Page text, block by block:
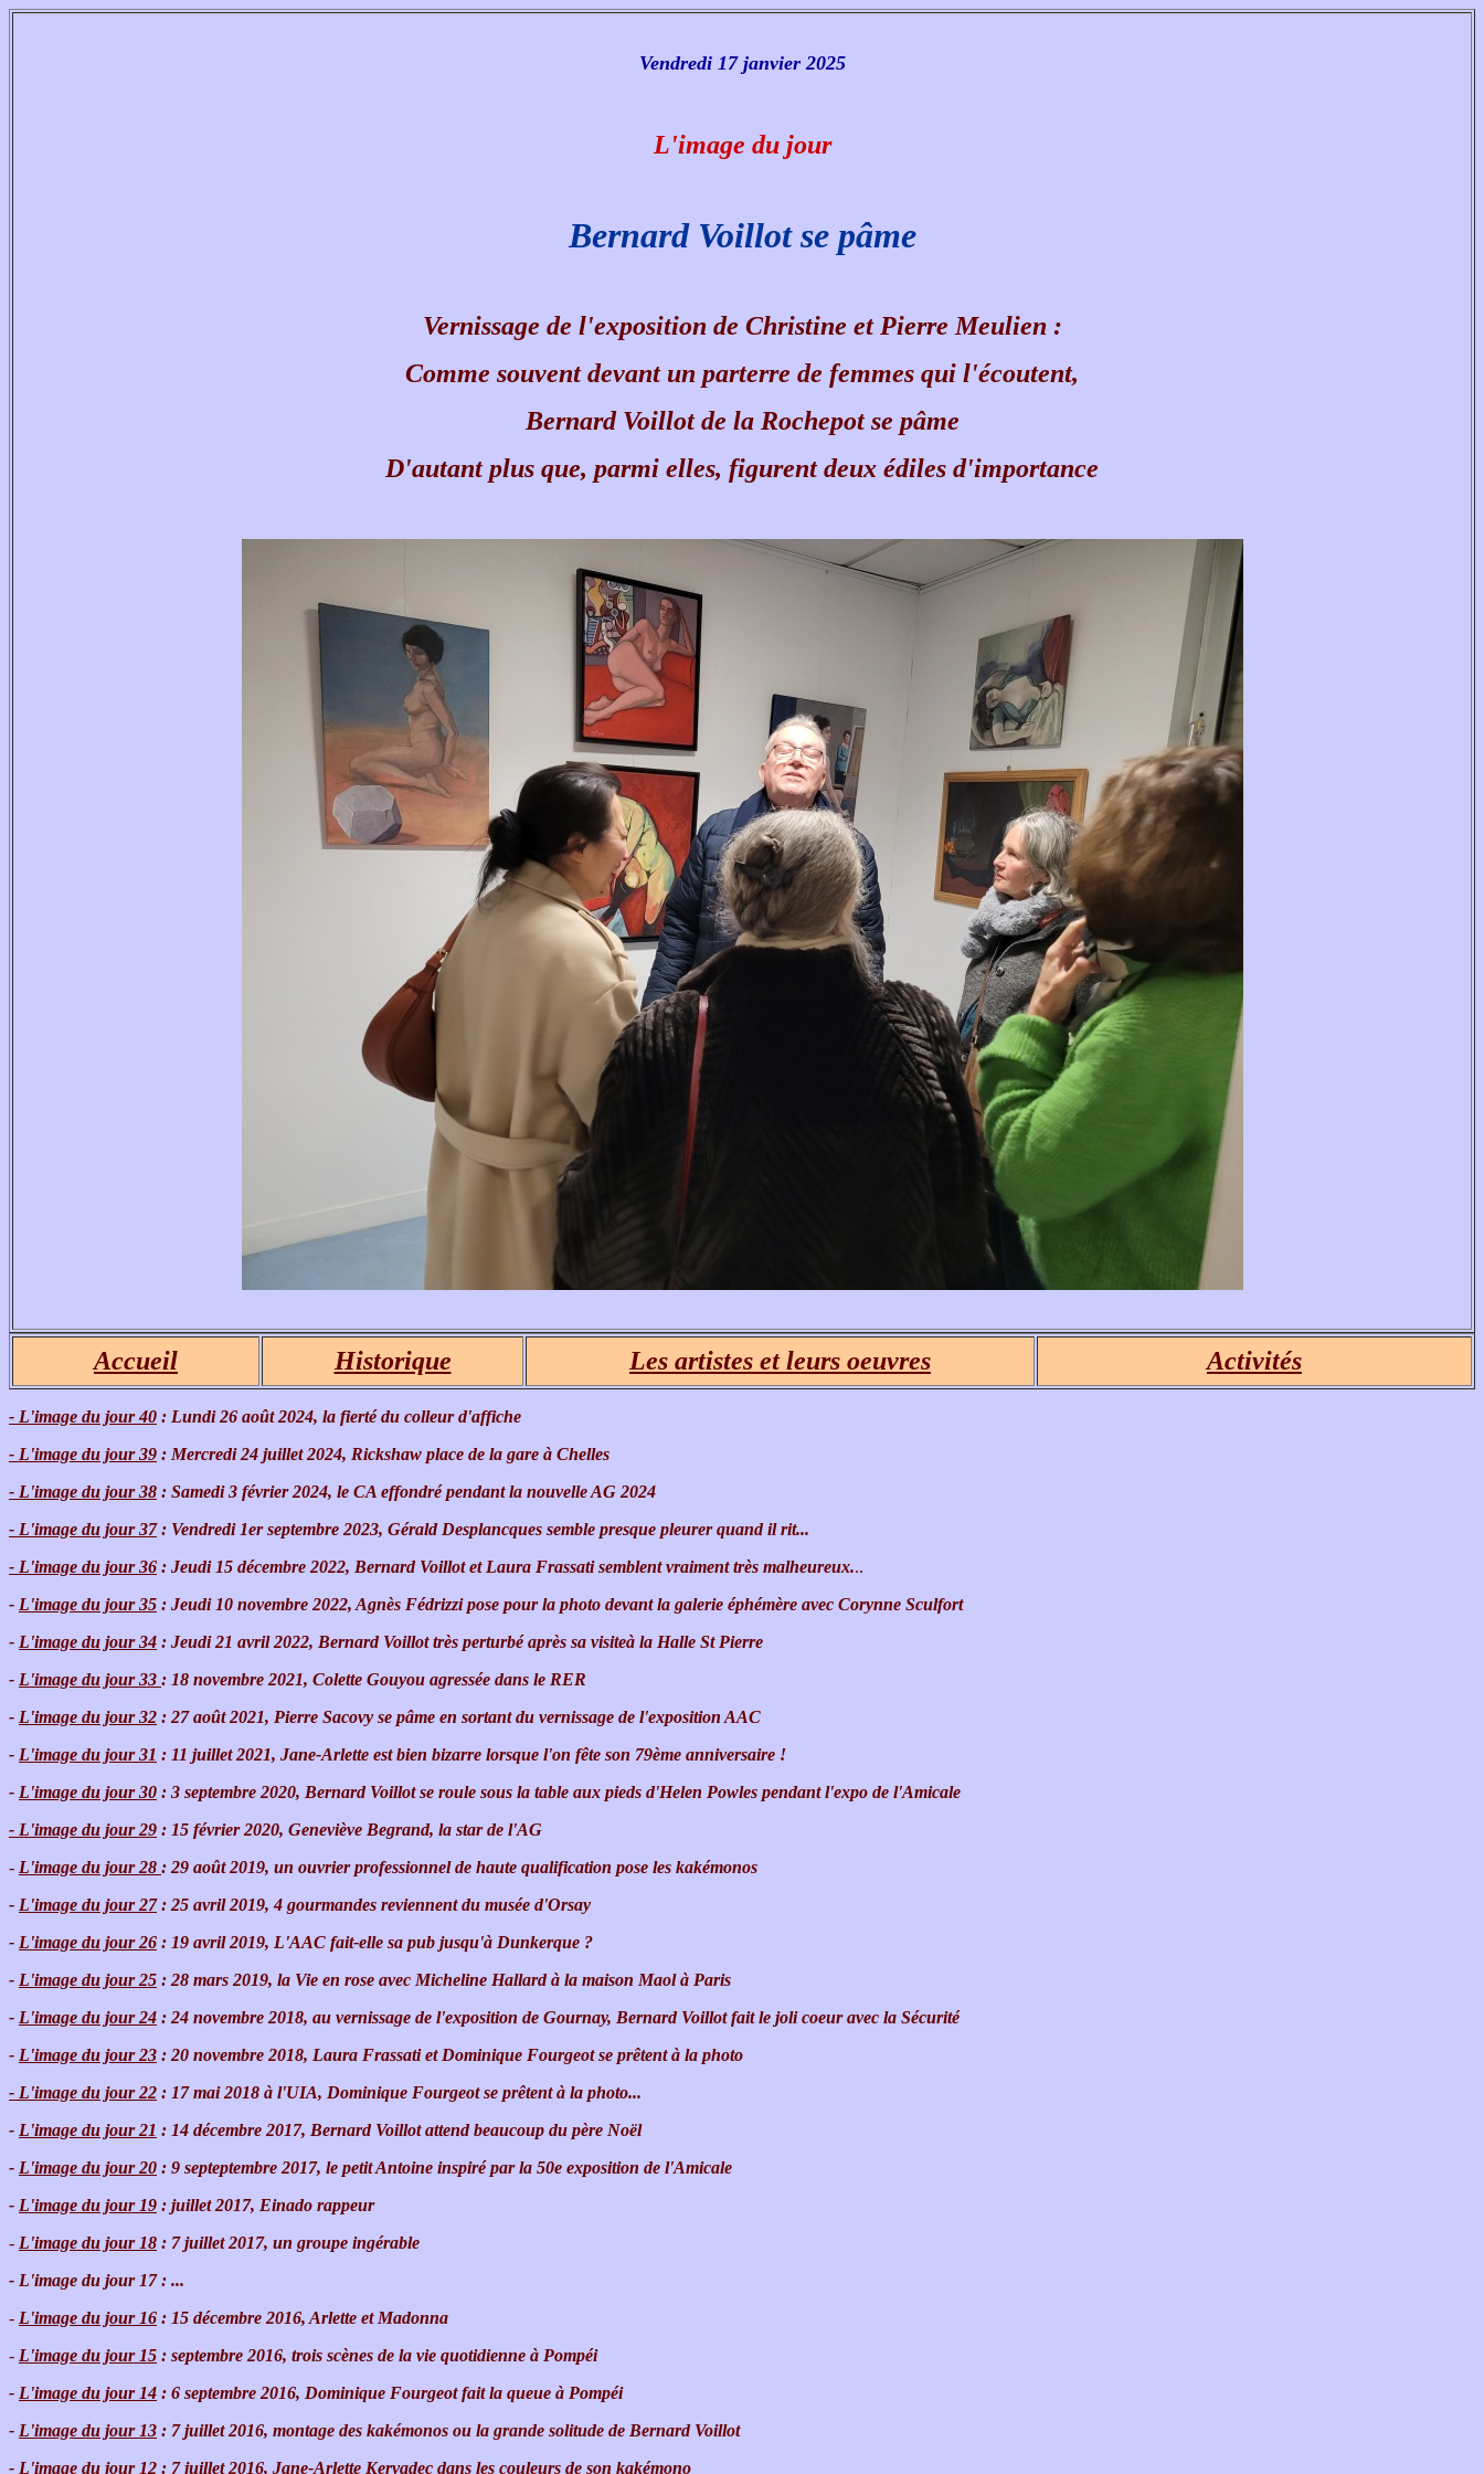
Vendredi 17 janvier 2025
L'image du jour
Bernard Voillot se pâme
Vernissage de l'exposition de Christine et Pierre Meulien :
Comme souvent devant un parterre de femmes qui l'écoutent,
Bernard Voillot de la Rochepot se pâme
D'autant plus que, parmi elles, figurent deux édiles d'importance
Accueil Historique Les artistes et leurs oeuvres Activités
- L'image du jour 40 : Lundi 26 août 2024, la fierté du colleur d'affiche
- L'image du jour 39 : Mercredi 24 juillet 2024, Rickshaw place de la gare à Chelles
- L'image du jour 38 : Samedi 3 février 2024, le CA effondré pendant la nouvelle AG 2024
- L'image du jour 37: Vendredi 1er septembre 2023, Gérald Desplancques semble presque pleurer quand il rit...
- L'image du jour 36 : Jeudi 15 décembre 2022, Bernard Voillot et Laura Frassati semblent vraiment très malheureux...
- L'image du jour 35 : Jeudi 10 novembre 2022, Agnès Fédrizzi pose pour la photo devant la galerie éphémère avec Corynne Sculfort
- L'image du jour 34 : Jeudi 21 avril 2022, Bernard Voillot très perturbé après sa visiteà la Halle St Pierre
- L'image du jour 33 : 18 novembre 2021, Colette Gouyou agressée dans le RER
- L'image du jour 32 : 27 août 2021, Pierre Sacovy se pâme en sortant du vernissage de l'exposition AAC
- L'image du jour 31 : 11 juillet 2021, Jane-Arlette est bien bizarre lorsque l'on fête son 79ème anniversaire !
- L'image du jour 30 : 3 septembre 2020, Bernard Voillot se roule sous la table aux pieds d'Helen Powles pendant l'expo de l'Amicale
- L'image du jour 29 : 15 février 2020, Geneviève Begrand, la star de l'AG
- L'image du jour 28 : 29 août 2019, un ouvrier professionnel de haute qualification pose les kakémonos
- L'image du jour 27: 25 avril 2019, 4 gourmandes reviennent du musée d'Orsay
- L'image du jour 26 : 19 avril 2019, L'AAC fait-elle sa pub jusqu'à Dunkerque ?
- L'image du jour 25 : 28 mars 2019, la Vie en rose avec Micheline Hallard à la maison Maol à Paris
- L'image du jour 24 : 24 novembre 2018, au vernissage de l'exposition de Gournay, Bernard Voillot fait le joli coeur avec la Sécurité
- L'image du jour 23 : 20 novembre 2018, Laura Frassati et Dominique Fourgeot se prêtent à la photo
- L'image du jour 22 : 17 mai 2018 à l'UIA, Dominique Fourgeot se prêtent à la photo...
- L'image du jour 21 : 14 décembre 2017, Bernard Voillot attend beaucoup du père Noël
- L'image du jour 20 : 9 septeptembre 2017, le petit Antoine inspiré par la 50e exposition de l'Amicale
- L'image du jour 19 : juillet 2017, Einado rappeur
- L'image du jour 18 : 7 juillet 2017, un groupe ingérable
- L'image du jour 17 : ...
- L'image du jour 16 : 15 décembre 2016, Arlette et Madonna
- L'image du jour 15 : septembre 2016, trois scènes de la vie quotidienne à Pompéi
- L'image du jour 14 : 6 septembre 2016, Dominique Fourgeot fait la queue à Pompéi
- L'image du jour 13 : 7 juillet 2016, montage des kakémonos ou la grande solitude de Bernard Voillot
- L'image du jour 12 : 7 juillet 2016, Jane-Arlette Kervadec dans les couleurs de son kakémono